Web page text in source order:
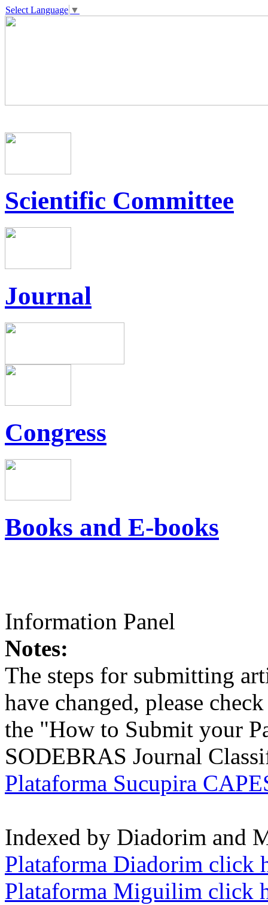
Select Language ▼
Scientific Committee
Journal
Congress
Books and E-books
Information Panel
Notes:
The steps for submitting
have changed, please
the "How to Submit your
SODEBRAS Journal
Plataforma Sucupira
Indexed by Diadorim and
Plataforma Diadorim click
Plataforma Miguilim click